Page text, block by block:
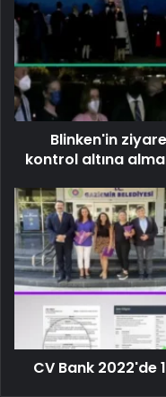
Blinken'in
kontrol altına alma
CV Bank 2022'de